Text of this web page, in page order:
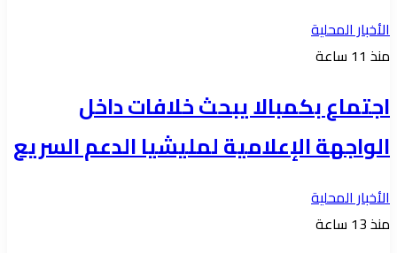
الأخبار المحلية
منذ 11 ساعة
اجتماع بكمبالا يبحث خلافات داخل
الواجهة الإعلامية لمليشيا الدعم السريع
الأخبار المحلية
منذ 13 ساعة